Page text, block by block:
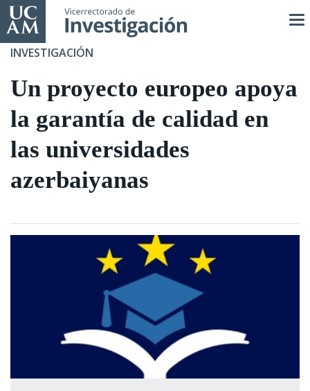
Pasar
al
contenido
INVESTIGACIÓN
Un proyecto europeo apoya
la garantía de calidad en
las universidades
azerbaiyanas